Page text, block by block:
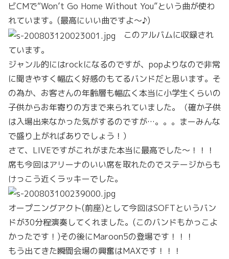
ビCMで“Won’t Go Home Without You”という曲が使わ
れています。(最高にいい曲ですよ～♪)
このアルバムに収録され
ています。
ジャンル的にはrockになるのですが、popよりなので非常
に聞きやすく幅広く好感のもてるバンドだと思います。そ
の為か、お客さんの年齢層も幅広く本当に小学生くらいの
子供からお年寄りの方まで来られていました。（確か子供
は入場出来なかった気がするのですが…。。。まーみんな
で盛り上がればありでしょう！）
さて、LIVEですがこれがまた本当に最高でした～！！！
席も今回はアリーナのいい席を取れたのでステージからも
けっこう近くラッキーでした。
オープニングアクト(前座)として今回はSOFTというバン
ドが30分程演奏してくれました。(このバンドもかっこよ
かったです！)その後にMaroon5の登場です！！！
もう出てきた瞬間会場の興奮はMAXです！！！